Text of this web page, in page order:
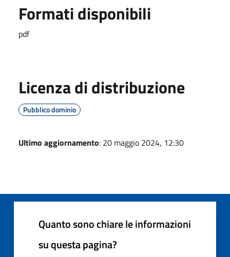
Formati disponibili
pdf
Licenza di distribuzione
Pubblico dominio
Ultimo aggiornamento: 20 maggio 2024, 12:30
Quanto sono chiare le informazioni
su questa pagina?